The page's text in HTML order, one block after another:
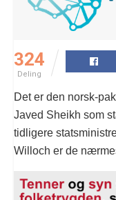
324
Deling
Det er den norsk-
Javed Sheikh som
tidligere
Willoch er de